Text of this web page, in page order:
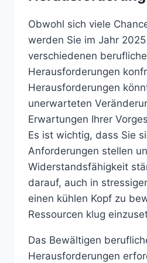
Obwohl sich viele
werden Sie im Jahr
verschiedenen
Herausforderungen
Herausforderungen
unerwarteten
Erwartungen Ihrer
Es ist wichtig, dass Sie
Anforderungen stellen
Widerstandsfähigkeit
darauf, auch in
einen kühlen Kopf zu
Ressourcen klug
Das Bewältigen
Herausforderungen